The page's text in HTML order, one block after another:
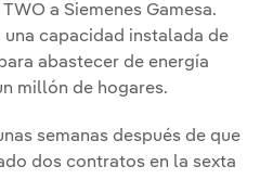
a Siemenes Gamesa.
capacidad instalada de
abastecer de energía
millón de hogares.
semanas después de que
dos contratos en la sexta